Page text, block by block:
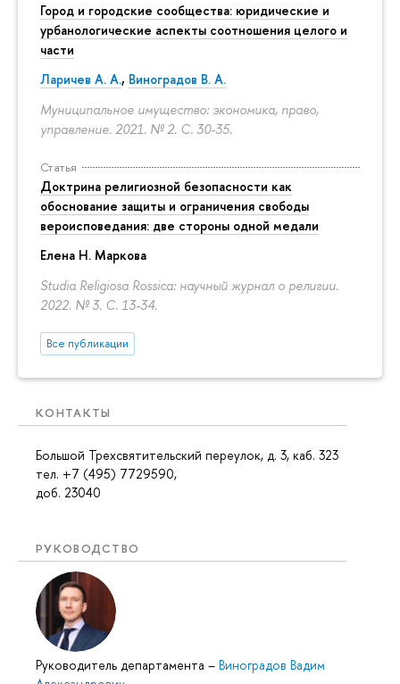
Город и городские сообщества: юридические и
урбанологические аспекты соотношения целого и
части
Ларичев А. А., Виноградов В. А.
Муниципальное имущество: экономика, право,
управление. 2021. № 2. С. 30-35.
Статья
Доктрина религиозной безопасности как
обоснование защиты и ограничения свободы
вероисповедания: две стороны одной медали
Елена Н. Маркова
Studia Religiosa Rossica: научный журнал о религии.
2022. № 3. С. 13-34.
Все публикации
КОНТАКТЫ
Большой Трехсвятительский переулок, д. 3, каб. 323
тел. +7 (495) 7729590,
доб. 23040
РУКОВОДСТВО
Руководитель департамента – Виноградов Вадим